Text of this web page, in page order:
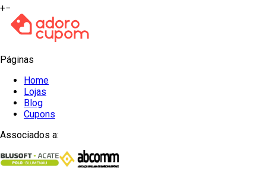
+−
Páginas
Home
Lojas
Blog
Cupons
Associados a: